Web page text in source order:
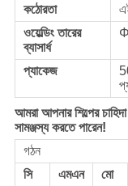
কঠোরতা
ওয়েল্ডিং তারের
ব্যাসার্ধ
প্যাকেজ
আমরা আপনার শিল্পের
সামঞ্জস্য করতে পারেন!
গঠন
সি
এমএন মো